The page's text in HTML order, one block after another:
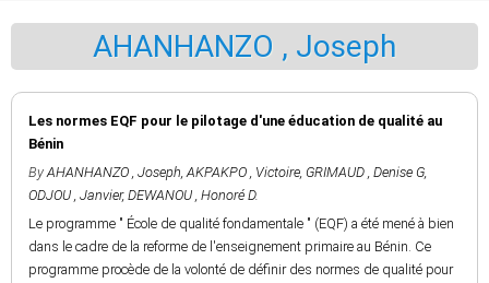
AHANHANZO , Joseph
Les normes EQF pour le pilotage d'une éducation de qualité au
Bénin
By AHANHANZO , Joseph,AKPAKPO , Victoire, GRIMAUD , Denise G,
ODJOU , Janvier, DEWANOU , Honoré D.
Le programme " École de qualité fondamentale " (EQF) a été mené à bien
dans le cadre de la reforme de l'enseignement primaire au Bénin. Ce
programme procède de la volonté de définir des normes de qualité pour